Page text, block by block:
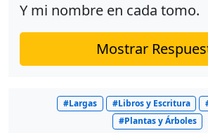
Y mi nombre en cada tomo.
Mostrar
#Largas #Libros y Escritura
#Plantas y Árboles